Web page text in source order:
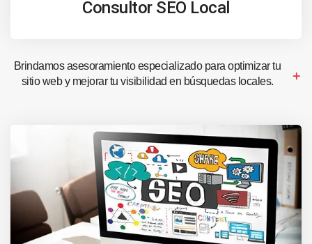
Consultor SEO Local
Brindamos asesoramiento especializado para optimizar tu
sitio web y mejorar tu visibilidad en búsquedas locales.